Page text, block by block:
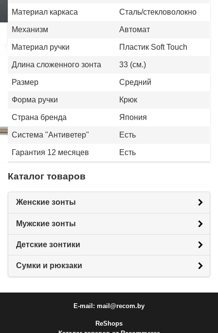
Материал каркаса Сталь/стекловолокно
Механизм Автомат
Материал ручки Пластик Soft Touch
Длина сложенного зонта 33 (см.)
Размер Средний
Форма ручки Крюк
Страна бренда Япония
Система "Антиветер" Есть
Гарантия 12 месяцев Есть
Каталог товаров
Женские зонты
Мужские зонты
Детские зонтики
Сумки и рюкзаки
E-mail: mail@recom.by
ReShops